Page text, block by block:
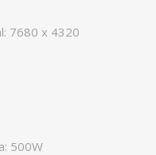
7680 x 4320
500W